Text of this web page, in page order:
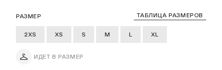
РАЗМЕР ТАБЛИЦА РАЗМЕРОВ
2XS XS S M L XL
ИДЕТ В РАЗМЕР